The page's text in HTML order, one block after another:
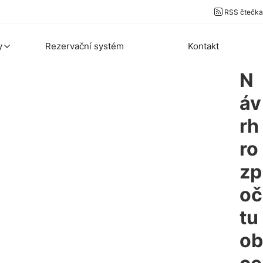
RSS čtečka
Rezervační systém Kontakt
N
áv
rh
ro
zp
oč
tu
ob